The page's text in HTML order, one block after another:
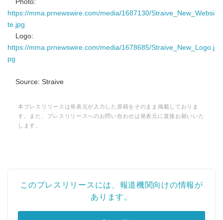
Photo:
https://mma.prnewswire.com/media/1687130/Straive_New_Websi
te.jpg
Logo:
https://mma.prnewswire.com/media/1678685/Straive_New_Logo.j
pg
Source: Straive
本プレスリリースは発表元が入力した原稿をそのまま掲載しておりま
す。また、プレスリリースへのお問い合わせは発表元に直接お願いいた
します。
このプレスリリースには、報道機関向けの情報が
あります。